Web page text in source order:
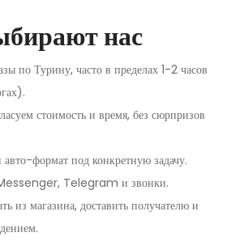
нас
по Турину, часто в пределах 1-2 часов
стоимость и время, без сюрпризов
формат под конкретную задачу.
Telegram и звонки.
из магазина, доставить получателю и